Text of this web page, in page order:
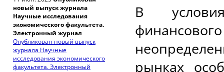
новый выпуск журнала
Научные исследования
экономического факультета.
Электронный журнал
Опубликован новый выпуск
журнала Научные
исследования экономического
факультета. Электронный
В
рынках